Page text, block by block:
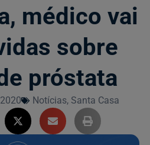
médico vai
sobre
próstata
Notícias, Santa Casa